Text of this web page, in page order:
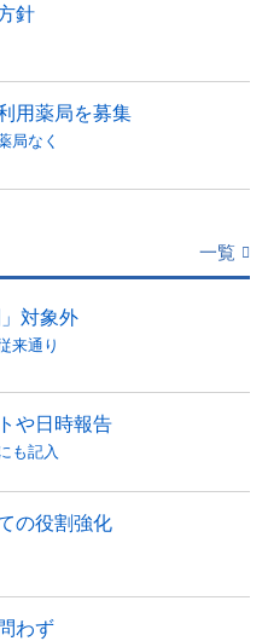
針
用薬局を募集
局なく
一覧
対象外
来通り
や日時報告
も記入
の役割強化
わず